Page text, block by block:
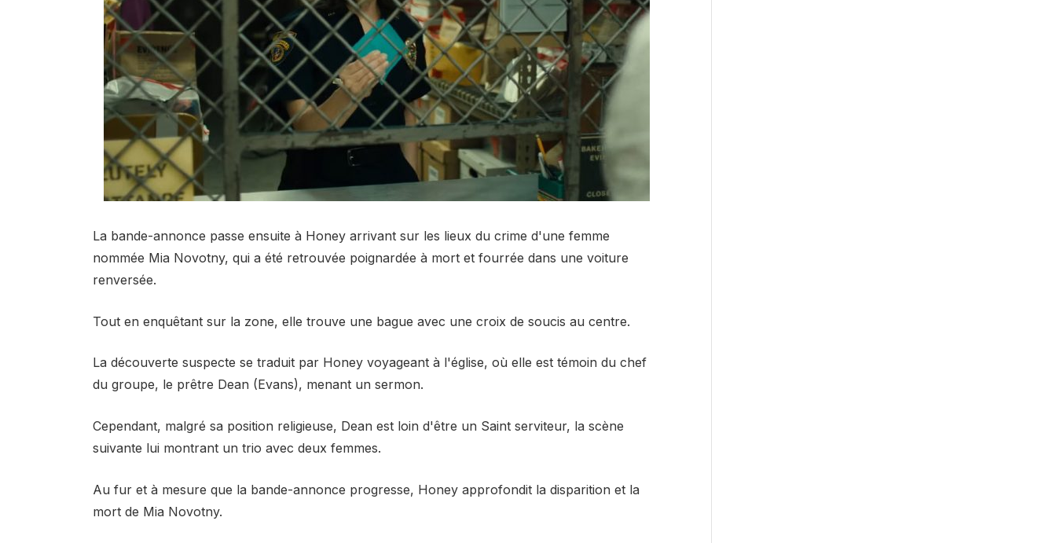
La bande-annonce passe ensuite à Honey arrivant sur les lieux du crime d'une femme
nommée Mia Novotny, qui a été retrouvée poignardée à mort et fourrée dans une voiture
renversée.
Tout en enquêtant sur la zone, elle trouve une bague avec une croix de soucis au centre.
La découverte suspecte se traduit par Honey voyageant à l'église, où elle est témoin du chef
du groupe, le prêtre Dean (Evans), menant un sermon.
Cependant, malgré sa position religieuse, Dean est loin d'être un Saint serviteur, la scène
suivante lui montrant un trio avec deux femmes.
Au fur et à mesure que la bande-annonce progresse, Honey approfondit la disparition et la
mort de Mia Novotny.